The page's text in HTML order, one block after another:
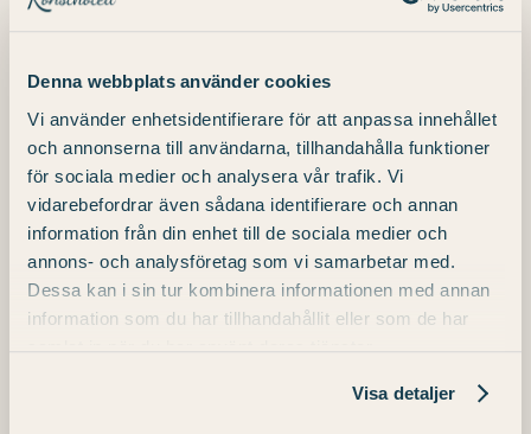
Denna webbplats använder cookies
Vi använder enhetsidentifierare för att anpassa innehållet
och annonserna till användarna, tillhandahålla funktioner
för sociala medier och analysera vår trafik. Vi
vidarebefordrar även sådana identifierare och annan
information från din enhet till de sociala medier och
annons- och analysföretag som vi samarbetar med.
Dessa kan i sin tur kombinera informationen med annan
information som du har tillhandahållit eller som de har
Visa detaljer
und genießen Sie eine kulinarische Reise,
die Sie so schnell nicht vergessen werden.
Willkommen zu einem geschmackvollen
Erlebnis!
Skara Konsthotell